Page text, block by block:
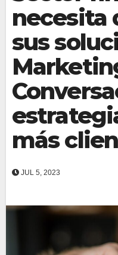
necesita
sus
más
JUL 5, 2023